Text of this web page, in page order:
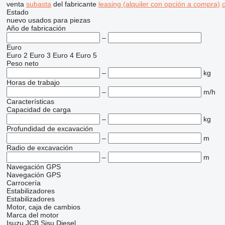
venta subasta del fabricante leasing (alquiler con opción a compra)
Estado
nuevo usados para piezas
Año de fabricación
–
Euro
Euro 2 Euro 3 Euro 4 Euro 5
Peso neto
–
kg
Horas de trabajo
–
m/h
Características
Capacidad de carga
–
kg
Profundidad de excavación
–
m
Radio de excavación
–
m
Navegación GPS
Navegación GPS
Carrocería
Estabilizadores
Estabilizadores
Motor, caja de cambios
Marca del motor
Isuzu JCB Sisu Diesel